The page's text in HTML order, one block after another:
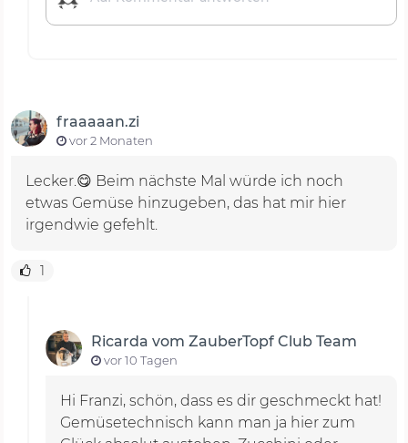
fraaaaan.zi
vor 2 Monaten
Lecker.😋 Beim nächste Mal würde ich noch
etwas Gemüse hinzugeben, das hat mir hier
irgendwie gefehlt.
1
Ricarda vom ZauberTopf Club Team
vor 10 Tagen
Hi Franzi, schön, dass es dir geschmeckt hat!
Gemüsetechnisch kann man ja hier zum